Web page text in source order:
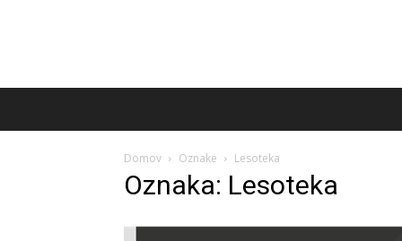
Domov Oznake Lesoteka
Oznaka: Lesoteka